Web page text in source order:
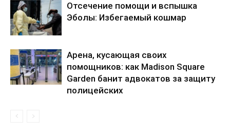
Отсечение помощи и вспышка
Эболы: Избегаемый кошмар
Арена, кусающая своих
помощников: как Madison Square
Garden банит адвокатов за защиту
полицейских